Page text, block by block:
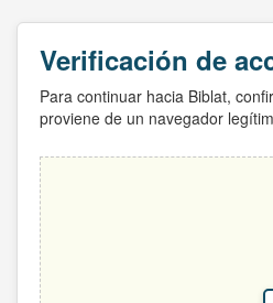
Verificación de
Para continuar hacia Biblat,
proviene de un navegador